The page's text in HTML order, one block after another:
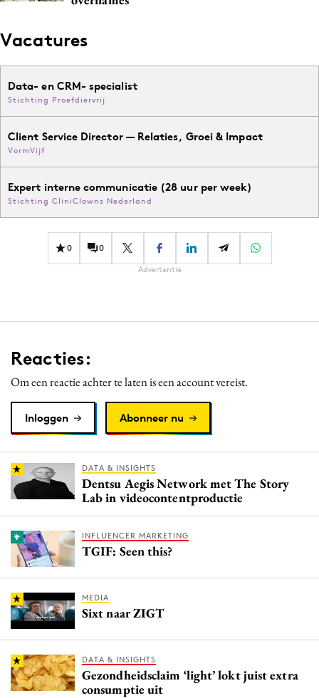
Vacatures
Data- en CRM- specialist
Stichting Proefdiervrij
Client Service Director — Relaties, Groei & Impact
VormVijf
Expert interne communicatie (28 uur per week)
Stichting CliniClowns Nederland
0 0
Advertentie
Reacties:
Om een reactie achter te laten is een account vereist.
Inloggen Abonneer nu
DATA & INSIGHTS
Dentsu Aegis Network met The Story
Lab in videocontentproductie
INFLUENCER MARKETING
TGIF: Seen this?
MEDIA
Sixt naar ZIGT
DATA & INSIGHTS
Gezondheidsclaim ‘light’ lokt juist extra
consumptie uit